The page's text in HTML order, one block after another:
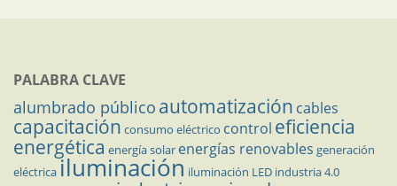
PALABRA CLAVE
alumbrado público automatización cables
capacitación consumo eléctrico control eficiencia
energética energía solar energías renovables generación
eléctricailuminación iluminación LED industria 4.0